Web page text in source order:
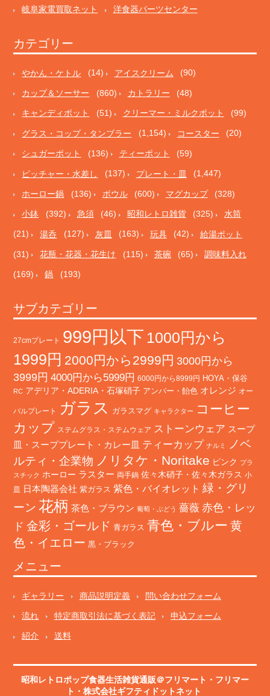
岐阜家電買取ネット 洋食器パーツセンター
カテゴリー
やかん・ケトル (14) アイスクリーム (90)
カップ＆ソーサー (860) カトラリー (48)
キャンディポット (51) クリーマー・ミルクポット (99)
グラス・コップ・タンブラー (1,154) コースター (20)
シュガーポット (136) ティーポット (59)
ピッチャー・水差し (137) プレート・皿 (1,447)
ホーロー鍋 (136) ボウル (600) マグカップ (328)
小鉢 (392) 急須 (46) 昭和レトロ雑貨 (325) 水筒
(21) 湯呑 (127) 灰皿 (163) 玩具 (42) 給湯ポット
(31) 花瓶・花器・花生け (115) 茶碗 (65) 調味料入れ
(169) 鍋 (193)
サブカテゴリー
27cmプレート 999円以下 1000円から
1999円 2000円から2999円 3000円から
3999円 4000円から5999円 6000円から8999円 HOYA・保谷
RC アデリア・ADERIA・石塚硝子 アンバー・飴色 オレンジ オー
バルプレート ガラス ガラスマグ キャラクター
コーヒー
カップ ステムグラス・ステムウェア ストーンウェア スープ
皿・スーププレート・カレー皿 ティーカップ ナルミ
ノベ
ルティ・企業物 ノリタケ・Noritake ピンク プラ
スチック ホーロー ラスター 両手鍋 佐々木硝子・佐々木ガラス 小
皿
日本陶器会社 紫ガラス 紫色・バイオレット 緑・グリ
ーン 花柄 茶色・ブラウン 葡萄・ぶどう 薔薇 赤色・レッ
ド 金彩・ゴールド 青ガラス 青色・ブルー 黄
色・イエロー 黒・ブラック
メニュー
ギャラリー 商品説明定義 問い合わせフォーム
流れ 特定商取引法に基づく表記 申込フォーム
紹介 送料
昭和レトロポップ食器生活雑貨通販＠フリマート ・ フリマー
ト ・株式会社ギフティドットネット